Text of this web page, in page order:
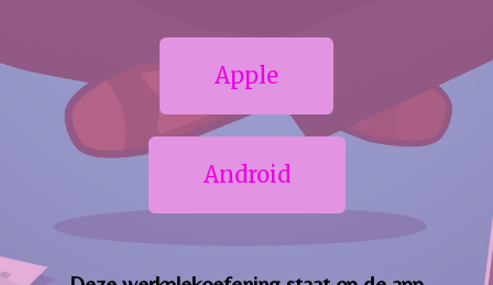
Apple
Android